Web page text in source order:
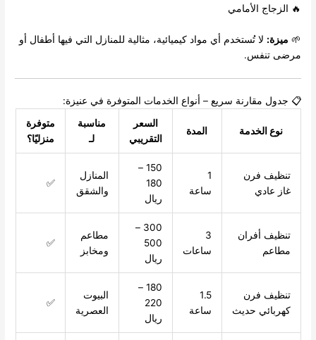
🔥 الزجاج الأمامي
🌱 ميزة: لا تُستخدم أي مواد كيميائية، مثالية للمنازل التي فيها أطفال أو
مرضى تنفس.
📋 جدول مقارنة سريع – أنواع الخدمات المتوفرة في عنيزة:
نوع الخدمة المدة
السعر
التقريبي
مناسبة
لـ
متوفرة
منزليًا؟
تنظيف فرن
غاز عادي
1
ساعة
150 –
180
ريال
المنازل
والشقق
✅
تنظيف أفران
مطاعم
3
ساعات
300 –
500
ريال
مطاعم
ومخابز
✅
تنظيف فرن
كهربائي حديث
1.5
ساعة
180 –
220
ريال
البيوت
العصرية
✅